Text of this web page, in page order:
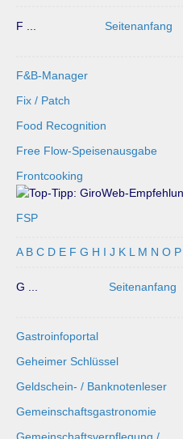
F ... Seitenanfang
F&B-Manager
Fix / Patch
Food Recognition
Free Flow-Speisenausgabe
Frontcooking
FSP
A B C D E F G H I J K L M N O P
G ... Seitenanfang
Gastroinfoportal
Geheimer Schlüssel
Geldschein- / Banknotenleser
Gemeinschaftsgastronomie